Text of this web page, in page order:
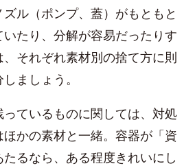
ル（ポンプ、蓋）がもともと
いたり、分解が容易だったりす
、それぞれ素材別の捨て方に則
ましょう。
っているものに関しては、対処
ほかの素材と一緒。容器が「資
るなら、ある程度きれいにし